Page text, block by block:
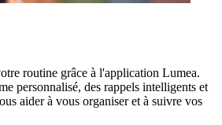
routine grâce à l'application Lumea.
personnalisé, des rappels intelligents et
aider à vous organiser et à suivre vos